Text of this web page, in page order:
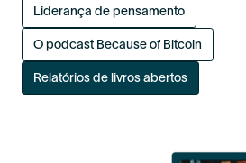
Liderança de pensamento
O podcast Because of Bitcoin
Relatórios de livros abertos